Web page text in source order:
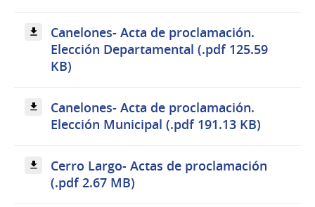
Canelones- Acta de proclamación.
Elección Departamental (.pdf 125.59
KB)
Canelones- Acta de proclamación.
Elección Municipal (.pdf 191.13 KB)
Cerro Largo- Actas de proclamación
(.pdf 2.67 MB)